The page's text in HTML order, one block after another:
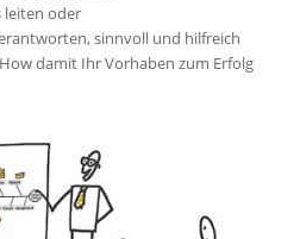
leiten oder
sinnvoll und hilfreich
damit Ihr Vorhaben zum Erfolg